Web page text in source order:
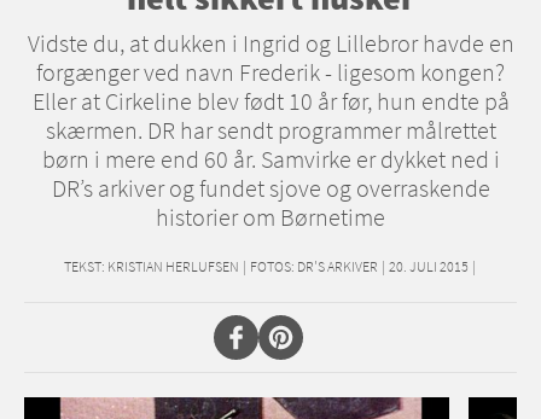
Vidste du, at dukken i Ingrid og Lillebror havde en
forgænger ved navn Frederik - ligesom kongen?
Eller at Cirkeline blev født 10 år før, hun endte på
skærmen. DR har sendt programmer målrettet
børn i mere end 60 år. Samvirke er dykket ned i
DR’s arkiver og fundet sjove og overraskende
historier om Børnetime
TEKST: KRISTIAN HERLUFSEN | FOTOS: DR'S ARKIVER | 20. JULI 2015 |